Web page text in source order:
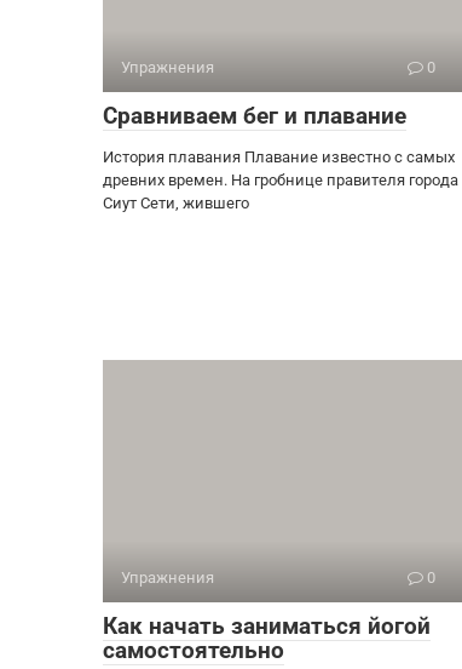
Упражнения 0
Сравниваем бег и плавание
История плавания Плавание известно с самых
древних времен. На гробнице правителя города
Сиут Сети, жившего
Упражнения 0
Как начать заниматься йогой
самостоятельно